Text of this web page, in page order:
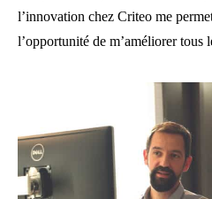
l’innovation chez Criteo me
l’opportunité de m’améliorer tous